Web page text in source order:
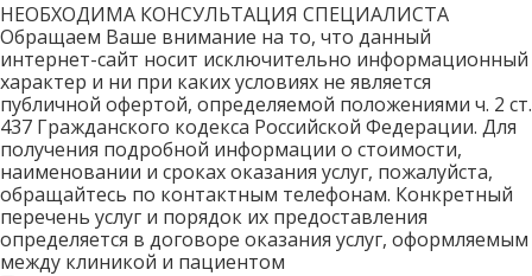
НЕОБХОДИМА КОНСУЛЬТАЦИЯ СПЕЦИАЛИСТА
Обращаем Ваше внимание на то, что данный
интернет-сайт носит исключительно информационный
характер и ни при каких условиях не является
публичной офертой, определяемой положениями ч. 2 ст.
437 Гражданского кодекса Российской Федерации. Для
получения подробной информации о стоимости,
наименовании и сроках оказания услуг, пожалуйста,
обращайтесь по контактным телефонам. Конкретный
перечень услуг и порядок их предоставления
определяется в договоре оказания услуг, оформляемым
между клиникой и пациентом